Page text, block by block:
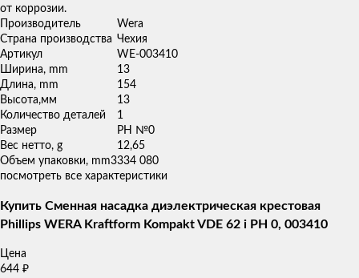
от коррозии.
Производитель
Wera
Страна производства Чехия
Артикул
WE-003410
Ширина, mm
13
Длина, mm
154
Высота,мм
13
Количество деталей
1
Размер
PH №0
Вес нетто, g
12,65
Объем упаковки, mm3334 080
посмотреть все характеристики
Купить Сменная насадка диэлектрическая крестовая
Phillips WERA Kraftform Kompakt VDE 62 i PH 0, 003410
Цена
644 ₽